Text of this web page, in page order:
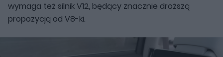
wymaga też silnik V12, będący znacznie droższą
propozycją od V8-ki.